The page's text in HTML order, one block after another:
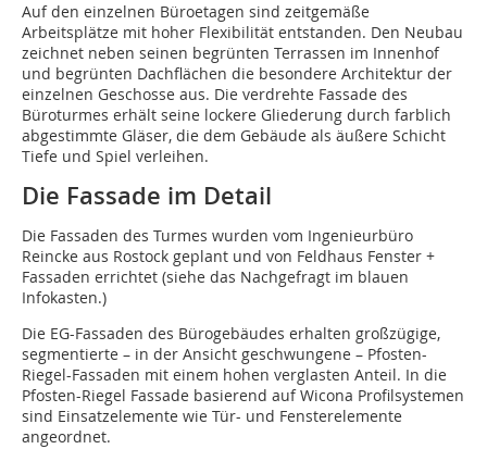
Auf den einzelnen Büroetagen sind zeitgemäße
Arbeitsplätze mit hoher Flexibilität entstanden. Den Neubau
zeichnet neben seinen begrünten Terrassen im Innenhof
und begrünten Dachflächen die besondere Architektur der
einzelnen Geschosse aus. Die verdrehte Fassade des
Büroturmes erhält seine lockere Gliederung durch farblich
abgestimmte Gläser, die dem Gebäude als äußere Schicht
Tiefe und Spiel verleihen.
Die Fassade im Detail
Die Fassaden des Turmes wurden vom Ingenieurbüro
Reincke aus Rostock geplant und von Feldhaus Fenster +
Fassaden errichtet (siehe das Nachgefragt im blauen
Infokasten.)
Die EG-Fassaden des Bürogebäudes erhalten großzügige,
segmentierte – in der Ansicht geschwungene – Pfosten-
Riegel-Fassaden mit einem hohen verglasten Anteil. In die
Pfosten-Riegel Fassade basierend auf Wicona Profilsystemen
sind Einsatzelemente wie Tür- und Fensterelemente
angeordnet.